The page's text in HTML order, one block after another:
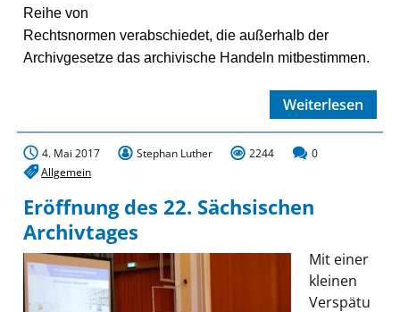
Reihe von
Rechtsnormen verabschiedet, die außerhalb der
Archivgesetze das archivische Handeln mitbestimmen.
Weiterlesen
4. Mai 2017 Stephan Luther 2244
0
Allgemein
Eröffnung des 22. Sächsischen
Archivtages
Mit einer
kleinen
Verspätu